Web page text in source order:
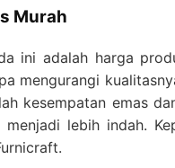
Murah
ini adalah harga
mengurangi
kesempatan emas
lebih indah.